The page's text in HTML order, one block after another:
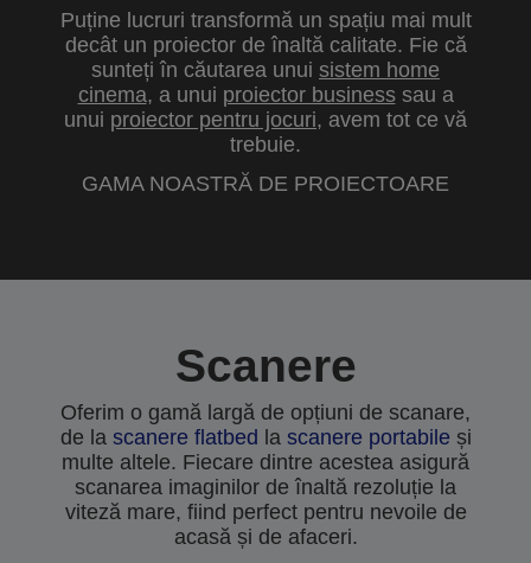
Puține lucruri transformă un spațiu mai mult
decât un proiector de înaltă calitate. Fie că
sunteți în căutarea unui sistem home
cinema, a unui proiector businesssau a
unui proiector pentru jocuri, avem tot ce vă
trebuie.
GAMA NOASTRĂ DE PROIECTOARE
Scanere
Oferim o gamă largă de opțiuni de scanare,
de la scanere flatbed la scanere portabile și
multe altele. Fiecare dintre acestea asigură
scanarea imaginilor de înaltă rezoluție la
viteză mare, fiind perfect pentru nevoile de
acasă și de afaceri.